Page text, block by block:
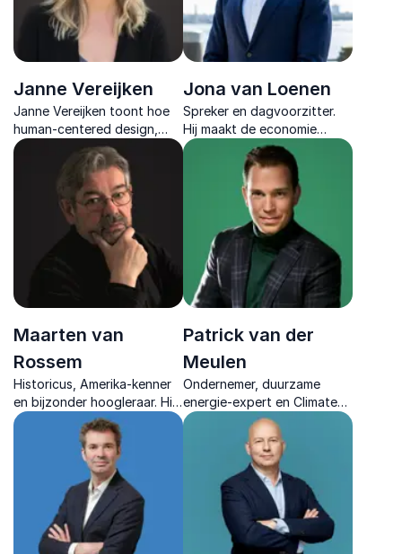
Janne Vereijken
Janne Vereijken toont hoe
human-centered design,
samenwerking en strategic
foresight technologie
voorbij de hype brengen en
écht succesvol maken.
Jona van Loenen
Spreker en dagvoorzitter.
Hij maakt de economie
begrijpelijk en relevant, met
energie, humor en inzichten
als econoom, columnist en
ondernemer.
Maarten van
Rossem
Historicus, Amerika-kenner
en bijzonder hoogleraar. Hij
biedt scherpzinnige,
humorvolle lezingen over
geschiedenis, politiek en de
Patrick van der
Meulen
Ondernemer, duurzame
energie-expert en Climate
Reality Leader. Innovatieve
pionier in de energietransitie
en medeoprichter van